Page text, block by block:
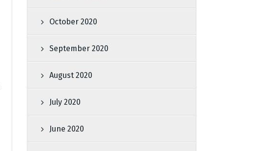
October 2020
September 2020
August 2020
July 2020
June 2020